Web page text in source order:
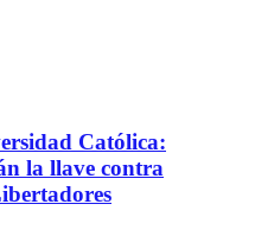
Católica:
la llave contra